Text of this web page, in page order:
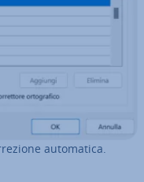
au­to­ma­ti­ca.